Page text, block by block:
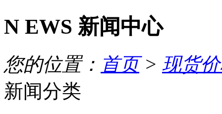
N EWS 新闻中心
您的位置： 首页> 现货
新闻分类